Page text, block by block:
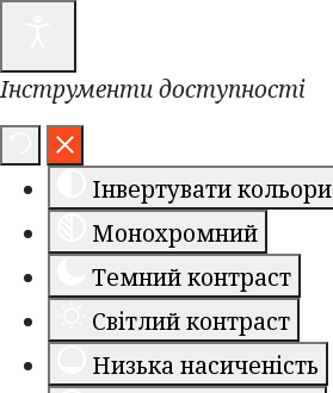
Інструменти доступності
Інвертувати кольори
Монохромний
Темний контраст
Світлий контраст
Низька насиченість